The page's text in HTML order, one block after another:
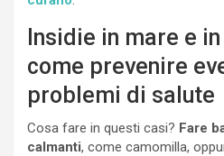
Insidie in mare e
come prevenire
problemi di salute
Cosa fare in questi casi? Fare
calmanti, come camomilla,